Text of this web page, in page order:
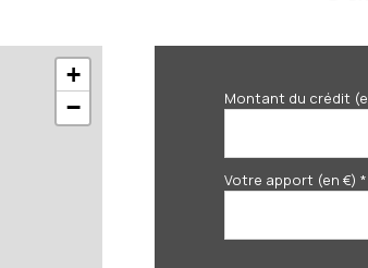
+
−
Montant du crédit
Votre apport (en €) *